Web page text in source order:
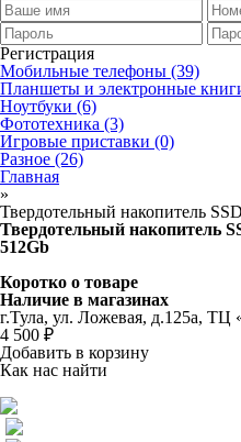
Регистрация
Мобильные телефоны (39)
Планшеты и электронные
Ноутбуки (6)
Фототехника (3)
Игровые приставки (0)
Разное (26)
Главная
»
Твердотельный накопитель
Твердотельный накопитель
512Gb
Коротко о товаре
Наличие в магазинах
г.Тула, ул. Ложевая, д.125а,
4 500 ₽
Добавить в корзину
Как нас найти